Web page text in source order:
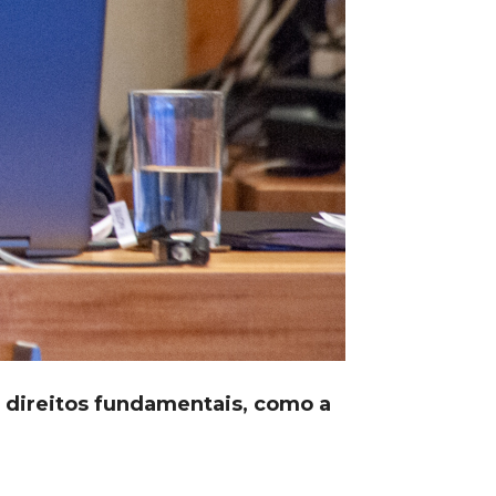
fundamentais, como a